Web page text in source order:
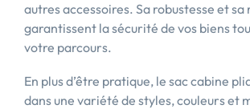
autres accessoires. Sa robustesse et sa
garantissent la sécurité de vos biens
votre parcours.
En plus d’être pratique, le sac cabine
dans une variété de styles, couleurs et